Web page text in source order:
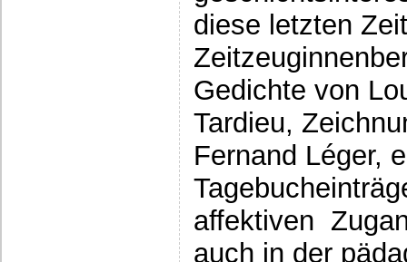
diese letzten
Gedichte von
Tardieu,
Fernand Léger,
affektiven
auch in der